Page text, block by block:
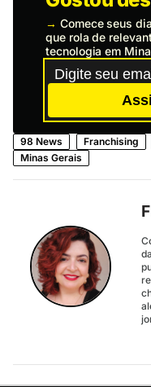
→ Comece seus
que rola de
tecnologia em
98 News Franchising
Minas Gerais